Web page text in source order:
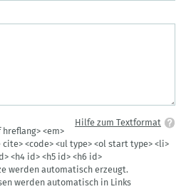
Hilfe zum Textformat
hreflang> <em>
<code> <ul type> <ol start type> <li>
<h4 id> <h5 id> <h6 id>
werden automatisch erzeugt.
werden automatisch in Links